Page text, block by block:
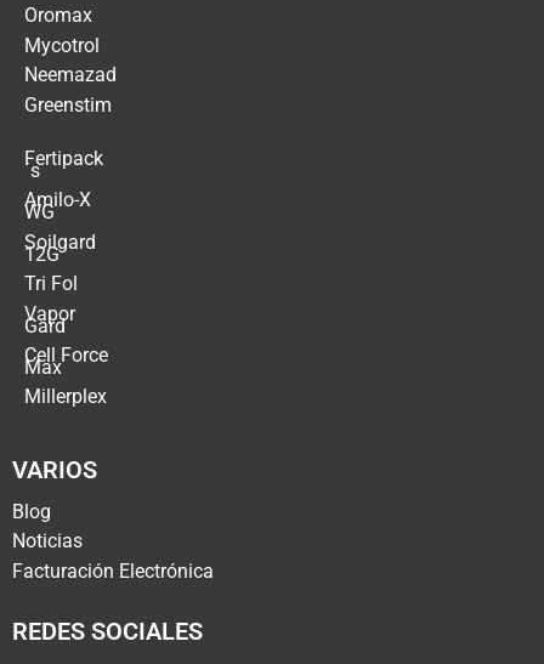
Oromax
Mycotrol
Neemazad
Greenstim
Fertipack
´s
Amilo-X
WG
Soilgard
12G
Tri Fol
Vapor
Gard
Cell Force
Max
Millerplex
VARIOS
Blog
Noticias
Facturación Electrónica
REDES SOCIALES